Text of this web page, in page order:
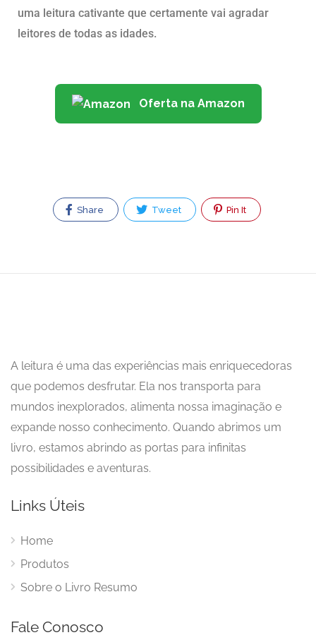
uma leitura cativante que certamente vai agradar
leitores de todas as idades.
Oferta na Amazon
Share Tweet Pin It
A leitura é uma das experiências mais enriquecedoras
que podemos desfrutar. Ela nos transporta para
mundos inexplorados, alimenta nossa imaginação e
expande nosso conhecimento. Quando abrimos um
livro, estamos abrindo as portas para infinitas
possibilidades e aventuras.
Links Úteis
Home
Produtos
Sobre o Livro Resumo
Fale Conosco